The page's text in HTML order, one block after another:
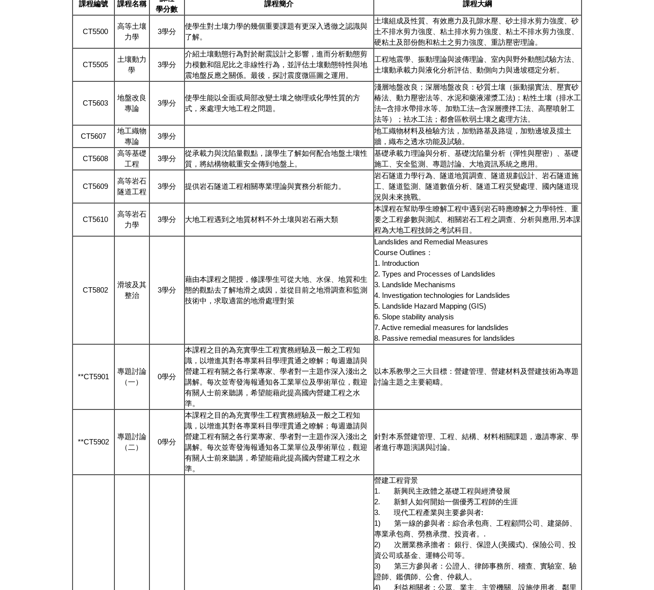
課程編號 課程名稱
學分數
課程簡介 課程大綱
CT5500
高等土壤
力學
3學分
使學生對土壤力學的幾個重要課題有更深入透徹之認識與
了解。
土壤組成及性質、有效應力及孔隙水壓、砂土排水剪力強度、砂
土不排水剪力強度、粘土排水剪力強度、粘土不排水剪力強度、
硬粘土及部份飽和粘土之剪力強度、重訪壓密理論。
CT5505
土壤動力
學
3學分
介紹土壤動態行為對於耐震設計之影響，進而分析動態剪
力模數和阻尼比之非線性行為，並評估土壤動態特性與地
震地盤反應之關係。最後，探討震度微區圖之運用。
工程地震學、振動理論與波傳理論、室內與野外動態試驗方法、
土壤動承載力與液化分析評估、動側向力與邊坡穩定分析。
CT5603
地盤改良
專論
3學分
使學生能以全面或局部改變土壤之物理或化學性質的方
式，來處理大地工程之問題。
淺層地盤改良；深層地盤改良：砂質土壤（振動揚實法、壓實砂
椿法、動力壓密法等、水泥和藥液灌漿工法)；粘性土壤（排水工
法─含排水帶排水等、加勁工法─含深層攪拌工法、高壓噴射工
法等）；袪水工法；都會區軟弱土壤之處理方法。
CT5607
地工織物
專論
3學分
地工織物材料及檢驗方法，加勁路基及路堤，加勁邊坡及擋土
牆，織布之透水功能及試驗。
CT5608
高等基礎
工程
3學分
從承載力與沈陷量觀點，讓學生了解如何配合地盤土壤性
質，將結構物載重安全傳到地盤上。
基礎承載力理論與分析、基礎沈陷量分析（彈性與壓密）、基礎
施工、安全監測、專題討論、大地資訊系統之應用。
CT5609
高等岩石
隧道工程
3學分 提供岩石隧道工程相關專業理論與實務分析能力。
岩石隧道力學行為、隧道地質調查、隧道規劃設計、岩石隧道施
工、隧道監測、隧道數值分析、隧道工程災變處理、國內隧道現
況與未來挑戰。
CT5610
高等岩石
力學
3學分 大地工程遇到之地質材料不外土壤與岩石兩大類
本課程在幫助學生瞭解工程中遇到岩石時應瞭解之力學特性、重
要之工程參數與測試、相關岩石工程之調查、分析與應用,另本課
程為大地工程技師之考試科目。
CT5802
滑坡及其
整治
3學分
藉由本課程之開授，修課學生可從大地、水保、地質和生
態的觀點去了解地滑之成因，並從目前之地滑調查和監測
技術中，求取適當的地滑處理對策
Landslides and Remedial Measures
Course Outlines：
1. Introduction
2. Types and Processes of Landslides
3. Landslide Mechanisms
4. Investigation technologies for Landslides
5. Landslide Hazard Mapping (GIS)
6. Slope stability analysis
7. Active remedial measures for landslides
8. Passive remedial measures for landslides
**CT5901
專題討論
（一）
0學分
本課程之目的為充實學生工程實務經驗及一般之工程知
識，以增進其對各專業科目學理貫通之瞭解；每週邀請與
營建工程有關之各行業專家、學者對一主題作深入淺出之
講解。每次並寄發海報通知各工業單位及學術單位，觀迎
有關人士前來聽講，希望能藉此提高國內營建工程之水
準。
以本系教學之三大目標：營建管理、營建材料及營建技術為專題
討論主題之主要範疇。
**CT5902
專題討論
（二）
0學分
本課程之目的為充實學生工程實務經驗及一般之工程知
識，以增進其對各專業科目學理貫通之瞭解；每週邀請與
營建工程有關之各行業專家、學者對一主題作深入淺出之
講解。每次並寄發海報通知各工業單位及學術單位，觀迎
有關人士前來聽講，希望能藉此提高國內營建工程之水
準。
針對本系營建管理、工程、結構、材料相關課題，邀請專家、學
者進行專題演講與討論。
營建工程背景
1. 新興民主政體之基礎工程與經濟發展
2. 新鮮人如何開始一個優秀工程師的生涯
3. 現代工程產業與主要參與者:
1) 第一線的參與者：綜合承包商、工程顧問公司、建築師、
專業承包商、勞務承攬、投資者。.
2) 次層業務承擔者： 銀行、保證人(美國式)、保險公司、投
資公司或基金、運轉公司等。
3) 第三方參與者：公證人、律師事務所、稽查、實驗室、驗
證師、鑑價師、公會、仲裁人。
4) 利益相關者：公眾、業主、主管機關、設施使用者、鄰里